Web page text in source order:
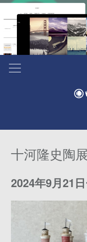
十河隆史陶展
2024年9月21